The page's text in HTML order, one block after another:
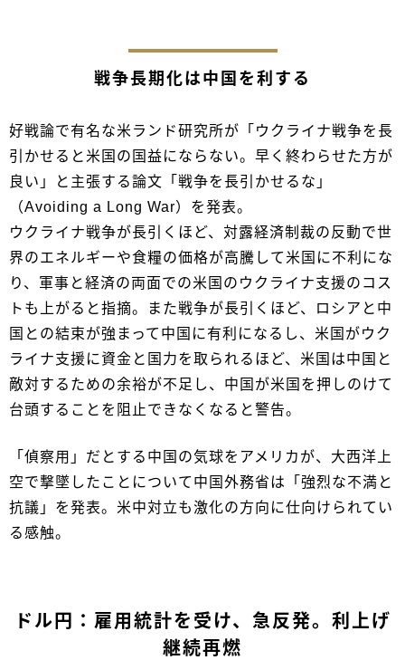
戦争長期化は中国を利する
好戦論で有名な米ランド研究所が「ウクライナ戦争を長
引かせると米国の国益にならない。早く終わらせた方が
良い」と主張する論文「戦争を長引かせるな」
（Avoiding a Long War）を発表。
ウクライナ戦争が長引くほど、対露経済制裁の反動で世
界のエネルギーや食糧の価格が高騰して米国に不利にな
り、軍事と経済の両面での米国のウクライナ支援のコス
トも上がると指摘。また戦争が長引くほど、ロシアと中
国との結束が強まって中国に有利になるし、米国がウク
ライナ支援に資金と国力を取られるほど、米国は中国と
敵対するための余裕が不足し、中国が米国を押しのけて
台頭することを阻止できなくなると警告。
「偵察用」だとする中国の気球をアメリカが、大西洋上
空で撃墜したことについて中国外務省は「強烈な不満と
抗議」を発表。米中対立も激化の方向に仕向けられてい
る感触。
ドル円：雇用統計を受け、急反発。利上げ
継続再燃